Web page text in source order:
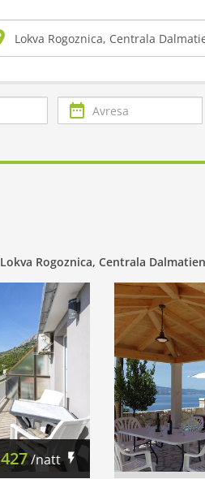
Avresa
Lokva Rogoznica, Centrala Dalmatien
427/natt